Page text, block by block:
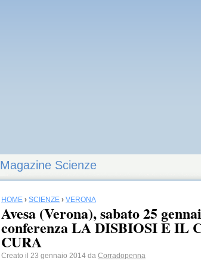
Magazine Scienze
HOME › SCIENZE › VERONA
Avesa (Verona), sabato 25
conferenza LA DISBIOSI E IL
CURA
Creato il 23 gennaio 2014 da Corradopenna